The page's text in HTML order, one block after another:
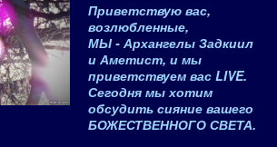
Приветствую вас,
возлюбленные,
МЫ - Архангелы Задкиил
и Аметист, и мы
приветствуем вас LIVE.
Сегодня мы хотим
обсудить сияние вашего
БОЖЕСТВЕННОГО СВЕТА.